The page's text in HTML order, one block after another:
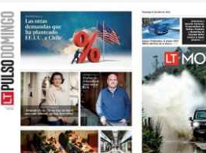
Opens in new window Opens in